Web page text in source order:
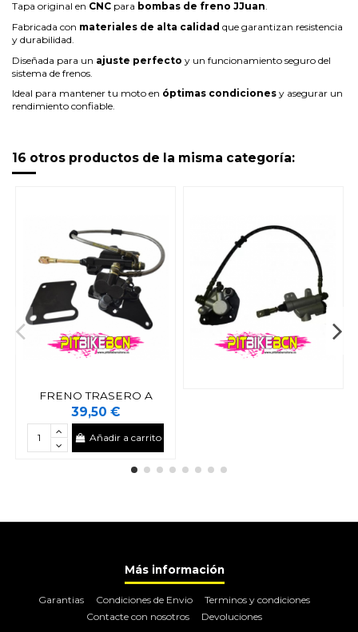
Tapa original en CNC para bombas de freno JJuan.
Fabricada con materiales de alta calidad que garantizan resistencia
y durabilidad.
Diseñada para un ajuste perfecto y un funcionamiento seguro del
sistema de frenos.
Ideal para mantener tu moto en óptimas condiciones y asegurar un
rendimiento confiable.
16 otros productos de la misma categoría:
FRENO TRASERO A
39,50 €
Añadir a carrito
Más información
Garantias Condiciones de Envio
Terminos y condiciones
Contacte con nosotros
Devoluciones